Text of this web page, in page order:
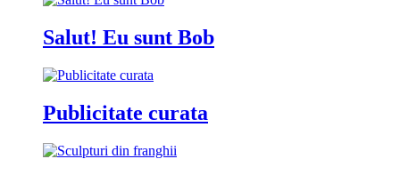
Salut! Eu sunt Bob
Publicitate curata